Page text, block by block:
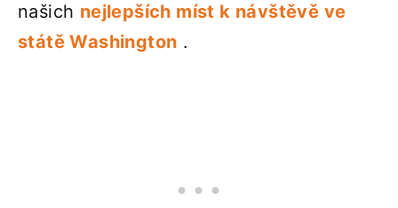
našich nejlepších míst k návštěvě ve
státě Washington .